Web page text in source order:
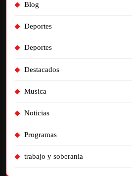
Blog
Deportes
Deportes
Destacados
Musica
Noticias
Programas
trabajo y soberania